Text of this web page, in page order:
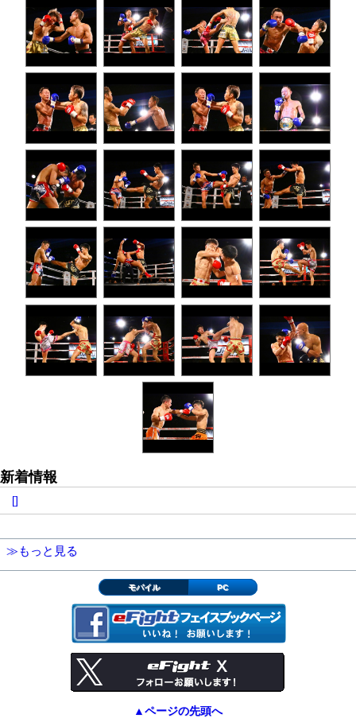
新着情報
[]
≫もっと見る
モバイル PC
▲ページの先頭へ